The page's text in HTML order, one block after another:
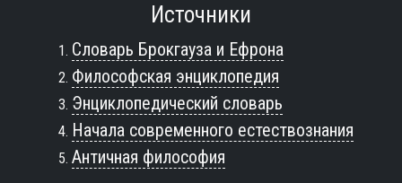
Источники
Словарь Брокгауза и Ефрона
Философская энциклопедия
Энциклопедический словарь
Начала современного естествознания
Античная философия